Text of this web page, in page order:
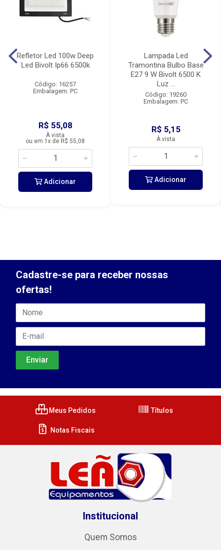
Refletor Led 100w Deep
Led Bivolt Ip66 6500k
Código: 16257
Embalagem: PC
R$ 55,08
À vista
ou em 1x de R$ 55,08
Adicionar
Lampada Led
Tramontina Bulbo Base
E27 9 W Bivolt 6500 K
Luz ...
Código: 19260
Embalagem: PC
R$ 5,15
À vista
Adicionar
Cadastre-se para receber nossas
ofertas!
Meus Pedidos Títulos
Notas Fiscais
Institucional
Quem Somos